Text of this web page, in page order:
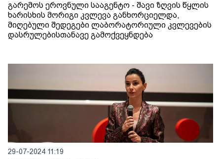
გარემოს ეროვნული სააგენტო - შავი ზღვის წყლის
ხარისხის მორიგი კვლევა განხორციელდა,
მიღებული შედეგები ლაბორატორიული კვლევების
დასრულებისთანავე გამოქვეყნდება
29-07-2024 11:19